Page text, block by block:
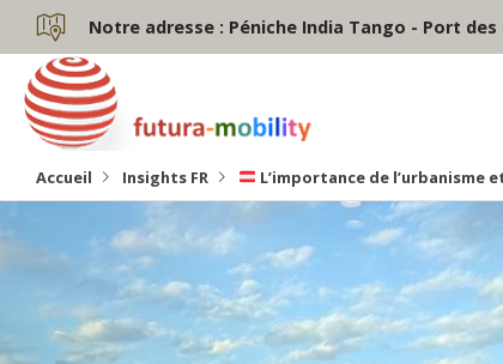
Notre adresse : Péniche India Tango - Port des
Accueil Insights FR L’importance de l’urbanisme